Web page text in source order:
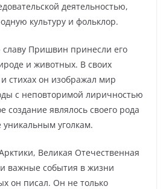
деятельностью,
культуру и фольклор.
Пришвин принесли его
и животных. В своих
стихах он изображал мир
с неповторимой лиричностью
создание являлось своего рода
уголкам.
Великая Отечественная
важные события в жизни
он писал. Он не только